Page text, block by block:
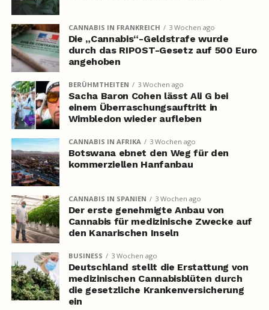
CANNABIS IN FRANKREICH 3 Wochen ago
Die „Cannabis“-Geldstrafe wurde
durch das RIPOST-Gesetz auf 500 Euro
angehoben
BERÜHMTHEITEN 3 Wochen ago
Sacha Baron Cohen lässt Ali G bei
einem Überraschungsauftritt in
Wimbledon wieder aufleben
CANNABIS IN AFRIKA 3 Wochen ago
Botswana ebnet den Weg für den
kommerziellen Hanfanbau
CANNABIS IN SPANIEN 3 Wochen ago
Der erste genehmigte Anbau von
Cannabis für medizinische Zwecke auf
den Kanarischen Inseln
BUSINESS 3 Wochen ago
Deutschland stellt die Erstattung von
medizinischen Cannabisblüten durch
die gesetzliche Krankenversicherung
ein